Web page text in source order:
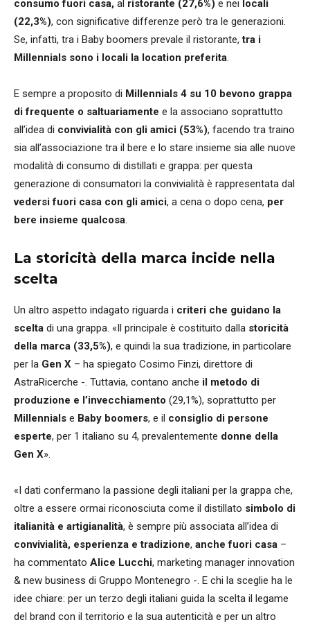
consumo fuori casa, al ristorante (27,6%) e nei locali
(22,3%), con significative differenze però tra le generazioni.
Se, infatti, tra i Baby boomers prevale il ristorante,tra i
Millennials sono i locali la location preferita.
E sempre a proposito di Millennials 4 su 10 bevono grappa
di frequente o saltuariamente e la associano soprattutto
all’idea di convivialità con gli amici (53%), facendo tra traino
sia all’associazione tra il bere e lo stare insieme sia alle nuove
modalità di consumo di distillati e grappa: per questa
generazione di consumatori la convivialità è rappresentata dal
vedersi fuori casa con gli amici, a cena o dopo cena, per
bere insieme qualcosa.
La storicità della marca incide nella
scelta
Un altro aspetto indagato riguarda i criteri che guidano la
scelta di una grappa. «Il principale è costituito dalla storicità
della marca (33,5%), e quindi la sua tradizione, in particolare
per la Gen X – ha spiegato Cosimo Finzi, direttore di
AstraRicerche -. Tuttavia, contano anche il metodo di
produzione e l’invecchiamento (29,1%), soprattutto per
Millennials e Baby boomers, e il consiglio di persone
esperte, per 1 italiano su 4, prevalentemente donne della
Gen X».
«I dati confermano la passione degli italiani per la grappa che,
oltre a essere ormai riconosciuta come il distillato simbolo di
italianità e artigianalità, è sempre più associata all’idea di
convivialità, esperienza e tradizione, anche fuori casa –
ha commentato Alice Lucchi, marketing manager innovation
& new business di Gruppo Montenegro -. E chi la sceglie ha le
idee chiare: per un terzo degli italiani guida la scelta il legame
del brand con il territorio e la sua autenticità e per un altro